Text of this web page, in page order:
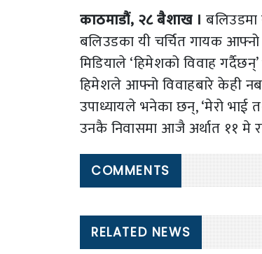
काठमाडौं, २८ बैशाख ।
बलिउडका यी चर्चित गायक आफ्नो
मिडियाले ‘हिमेशको विवाह
हिमेशले आफ्नो विवाहबारे केही
उपाध्यायले भनेका छन्, ‘मेरो भाई
उनकै निवासमा आजै अर्थात ११ मे
COMMENTS
RELATED NEWS